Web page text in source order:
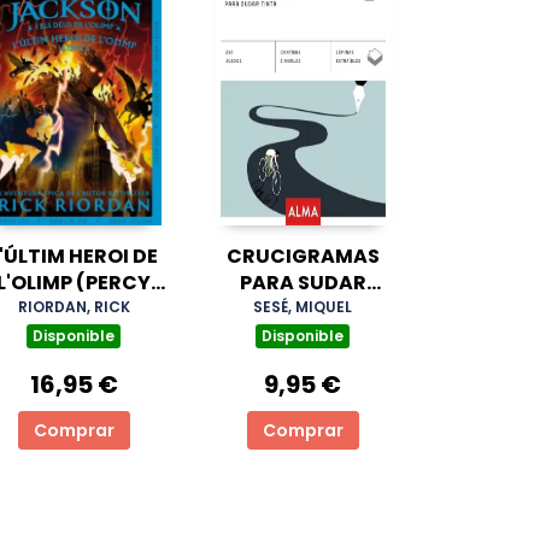
HEROI DE
(PERCY
JACKSON I ELS
DÉUS DE L'OLIMP
RIORDAN, RICK
Disponible
16,95 €
Comprar
CRUCIGRAMAS
PARA SUDAR
TINTA
SESÉ, MIQUEL
Disponible
9,95 €
Comprar